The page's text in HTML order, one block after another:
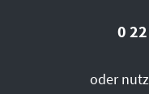
0
oder